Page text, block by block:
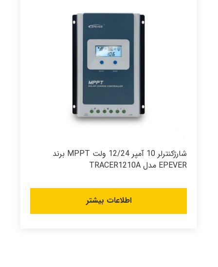
شارژکنترلر 10 آمپر 12/24 ولت MPPT برند
EPEVER مدل TRACER1210A
اطلاعات بیشتر